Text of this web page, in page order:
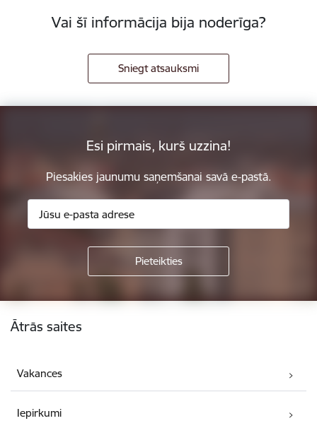
Vai šī informācija bija noderīga?
Sniegt atsauksmi
Esi pirmais, kurš uzzina!
Piesakies jaunumu saņemšanai savā e-pastā.
Ātrās saites
Vakances
Iepirkumi